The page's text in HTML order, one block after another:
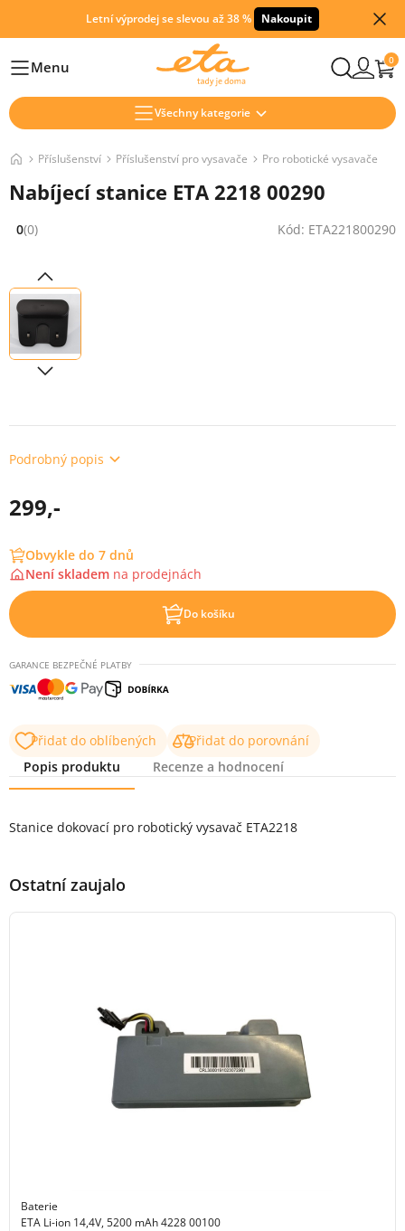
Letní výprodej se slevou až 38 % Nakoupit
HlavníMenu 0
Všechny kategorie
Příslušenství Příslušenství pro vysavače Pro robotické vysavače
Nabíjecí stanice ETA 2218 00290
Hodnocení: 0 z 5 (0 recenzí)
0(0) Kód: ETA221800290
Podrobný popis
299,-
Obvykle do 7 dnů
Není skladem na prodejnách
Do košíku
GARANCE BEZPEČNÉ PLATBY
Přidat do oblíbených
Přidat do porovnání
Popis produktu
Recenze a hodnocení
Stanice dokovací pro robotický vysavač ETA2218
Ostatní zaujalo
Baterie
ETA Li-ion 14,4V, 5200 mAh 4228 00100